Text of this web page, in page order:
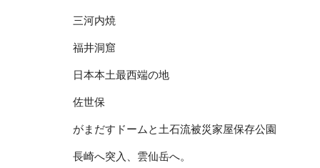
三河内焼
福井洞窟
日本本土最西端の地
佐世保
がまだすドームと土石流被災家屋保存公園
長崎へ突入、雲仙岳へ。